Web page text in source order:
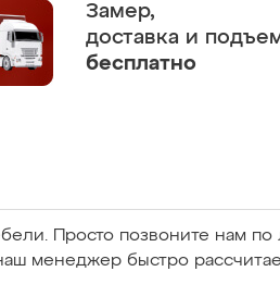
Замер,
доставка и
бесплатно
Просто позвоните нам
менеджер быстро